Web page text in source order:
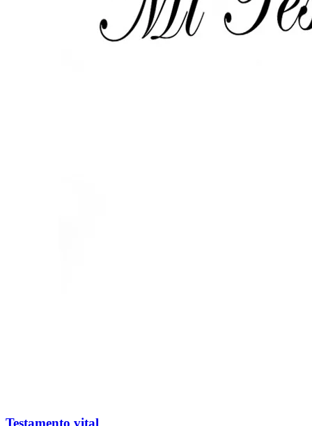
Testamento vital